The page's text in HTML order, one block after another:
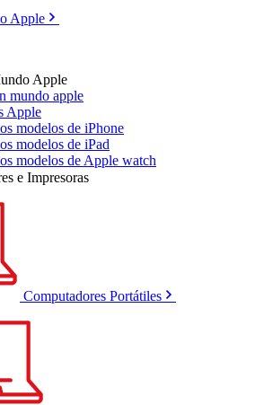
Apple
Apple
mundo apple
Apple
modelos de iPhone
modelos de iPad
modelos de Apple watch
e Impresoras
Computadores Portátiles